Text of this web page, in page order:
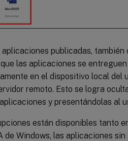
publicadas,
las aplicaciones se
en el dispositivo local del
remoto. Esto se logra
y presentándolas al
están disponibles tanto
de Windows, las aplicaciones